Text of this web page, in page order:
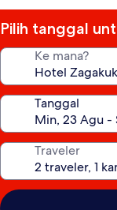
Pilih tanggal
Ke mana?
Tanggal
Traveler